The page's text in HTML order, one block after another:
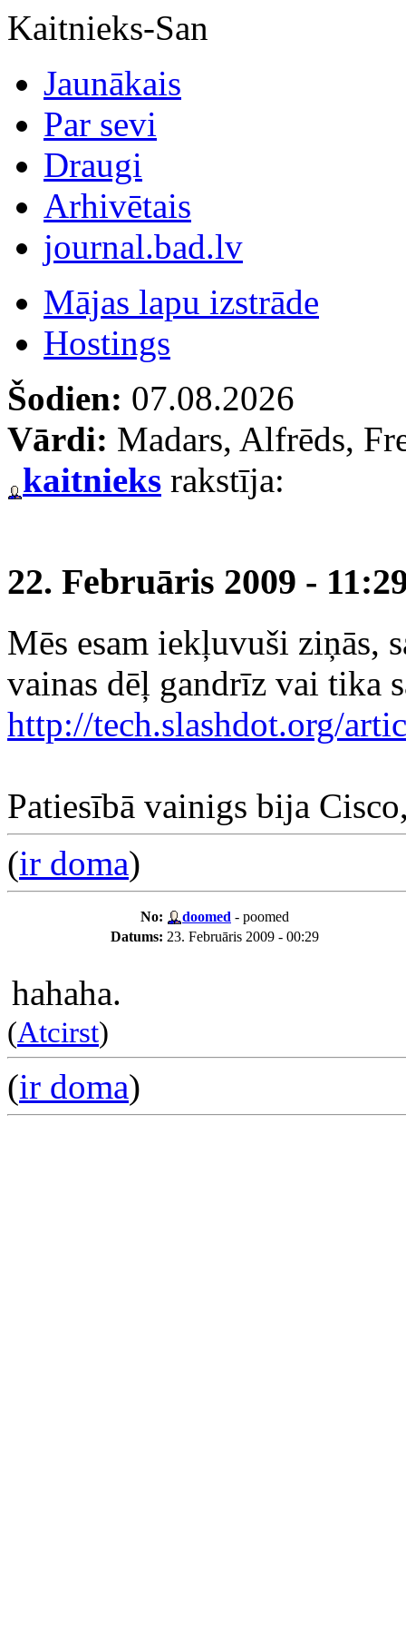
Kaitnieks-San
Jaunākais
Par sevi
Draugi
Arhivētais
journal.bad.lv
Mājas lapu izstrāde
Hostings
Šodien: 07.08.2026
Vārdi: Madars, Alfrēds,
kaitnieks rakstīja:
22. Februāris 2009 -
Mēs esam iekļuvuši ziņās,
vainas dēļ gandrīz vai tika
http://tech.slashdot.org/
Patiesībā vainigs bija
(ir doma)
No: doomed - poomed
Datums: 23. Februāris 2009 - 00:29
hahaha.
(Atcirst)
(ir doma)